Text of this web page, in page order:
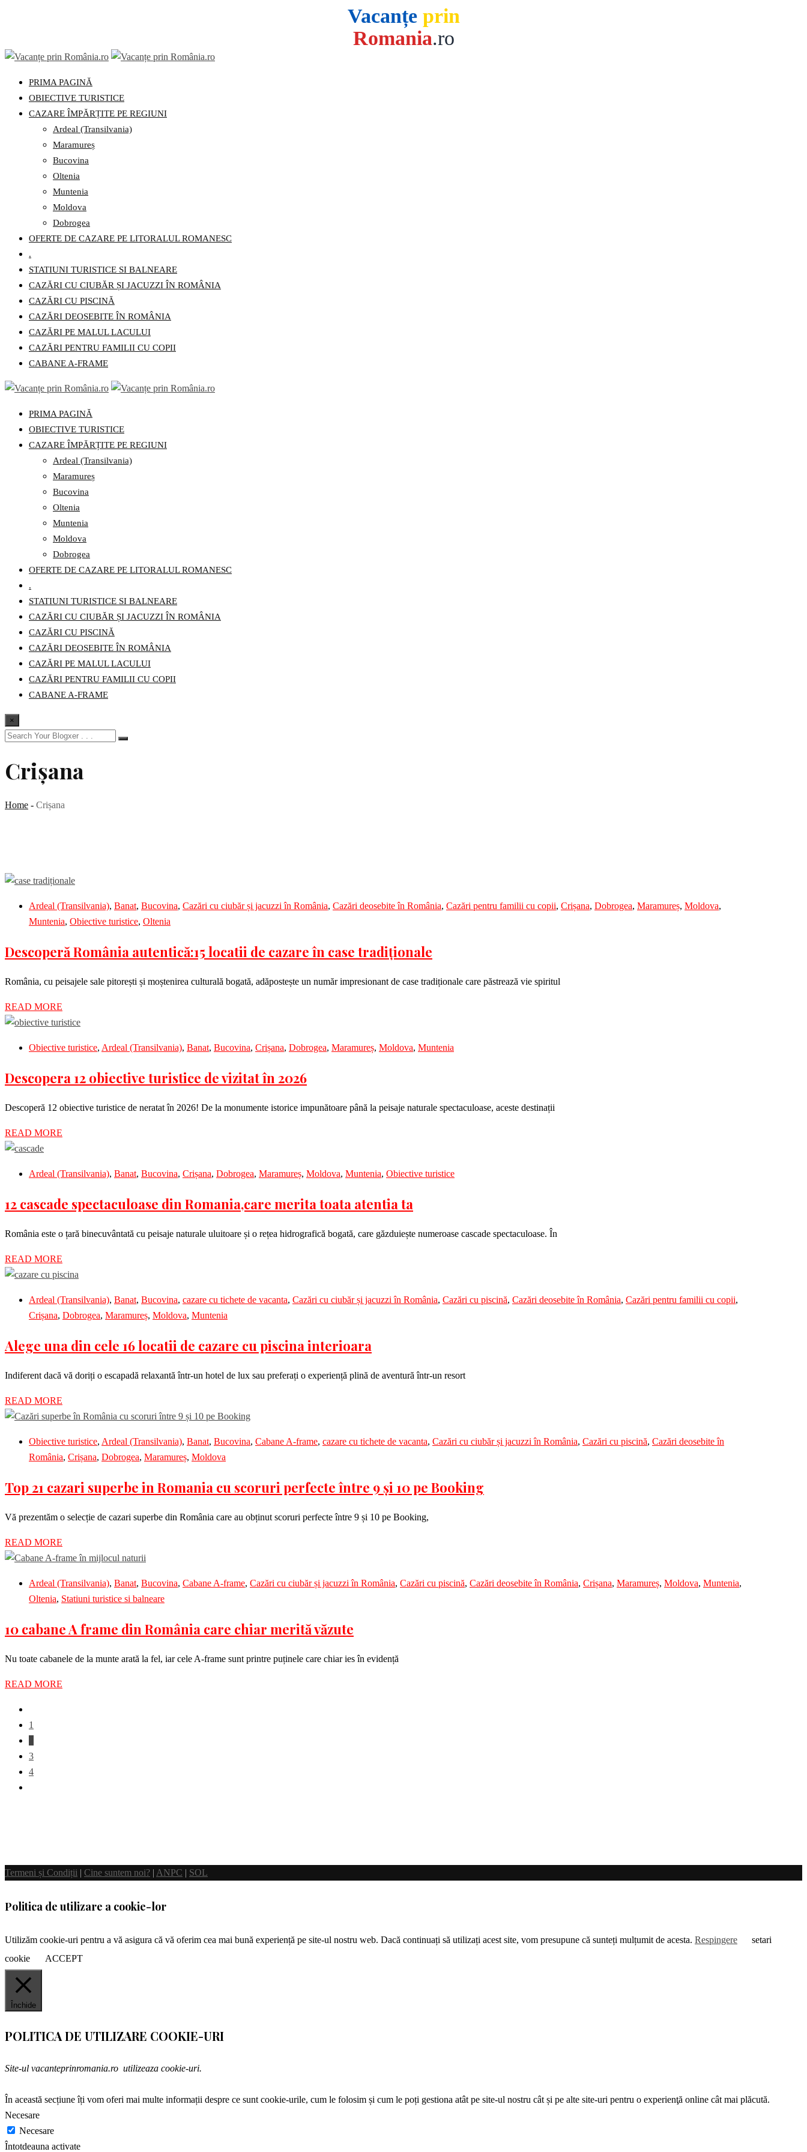
Vacanțe prin
Romania.ro
Skip
contentPRIMA PAGINĂ
OBIECTIVE TURISTICE
CAZARE ÎMPĂRȚITE PE REGIUNI
Ardeal (Transilvania)
Maramureș
Bucovina
Oltenia
Muntenia
Moldova
Dobrogea
OFERTE DE CAZARE PE LITORALUL ROMANESC
.
STATIUNI TURISTICE SI BALNEARE
CAZĂRI CU CIUBĂR ȘI JACUZZI ÎN ROMÂNIA
CAZĂRI CU PISCINĂ
CAZĂRI DEOSEBITE ÎN ROMÂNIA
CAZĂRI PE MALUL LACULUI
CAZĂRI PENTRU FAMILII CU COPII
CABANE A-FRAME
PRIMA PAGINĂ
OBIECTIVE TURISTICE
CAZARE ÎMPĂRȚITE PE REGIUNI
Ardeal (Transilvania)
Maramureș
Bucovina
Oltenia
Muntenia
Moldova
Dobrogea
OFERTE DE CAZARE PE LITORALUL ROMANESC
.
STATIUNI TURISTICE SI BALNEARE
CAZĂRI CU CIUBĂR ȘI JACUZZI ÎN ROMÂNIA
CAZĂRI CU PISCINĂ
CAZĂRI DEOSEBITE ÎN ROMÂNIA
CAZĂRI PE MALUL LACULUI
CAZĂRI PENTRU FAMILII CU COPII
CABANE A-FRAME
×
Crișana
Home - Crișana
Ardeal (Transilvania), Banat, Bucovina, Cazări cu ciubăr și jacuzzi în România, Cazări deosebite în România, Cazări pentru familii cu copii, Crișana, Dobrogea, Maramureș, Moldova,
Muntenia, Obiective turistice, Oltenia
Descoperă România autentică:15 locatii de cazare în case tradiționale
România, cu peisajele sale pitorești și moștenirea culturală bogată, adăpostește un număr impresionant de case tradiționale care păstrează vie spiritul
READ MORE
Obiective turistice, Ardeal (Transilvania), Banat, Bucovina, Crișana, Dobrogea, Maramureș, Moldova, Muntenia
Descopera 12 obiective turistice de vizitat în 2026
Descoperă 12 obiective turistice de neratat în 2026! De la monumente istorice impunătoare până la peisaje naturale spectaculoase, aceste destinații
READ MORE
Ardeal (Transilvania), Banat, Bucovina, Crișana, Dobrogea, Maramureș, Moldova, Muntenia, Obiective turistice
12 cascade spectaculoase din Romania,care merita toata atentia ta
România este o țară binecuvântată cu peisaje naturale uluitoare și o rețea hidrografică bogată, care găzduiește numeroase cascade spectaculoase. În
READ MORE
Ardeal (Transilvania), Banat, Bucovina, cazare cu tichete de vacanta, Cazări cu ciubăr și jacuzzi în România, Cazări cu piscină, Cazări deosebite în România, Cazări pentru familii cu copii,
Crișana, Dobrogea, Maramureș, Moldova, Muntenia
Alege una din cele 16 locatii de cazare cu piscina interioara
Indiferent dacă vă doriți o escapadă relaxantă într-un hotel de lux sau preferați o experiență plină de aventură într-un resort
READ MORE
Obiective turistice, Ardeal (Transilvania), Banat, Bucovina, Cabane A-frame, cazare cu tichete de vacanta, Cazări cu ciubăr și jacuzzi în România, Cazări cu piscină, Cazări deosebite în
România, Crișana, Dobrogea, Maramureș, Moldova
Top 21 cazari superbe in Romania cu scoruri perfecte între 9 și 10 pe Booking
Vă prezentăm o selecție de cazari superbe din România care au obținut scoruri perfecte între 9 și 10 pe Booking,
READ MORE
Ardeal (Transilvania), Banat, Bucovina, Cabane A-frame, Cazări cu ciubăr și jacuzzi în România, Cazări cu piscină, Cazări deosebite în România, Crișana, Maramureș, Moldova, Muntenia,
Oltenia, Statiuni turistice si balneare
10 cabane A frame din România care chiar merită văzute
Nu toate cabanele de la munte arată la fel, iar cele A-frame sunt printre puținele care chiar ies în evidență
READ MORE
1
3
4
Termeni și Condiții | Cine suntem noi? | ANPC | SOL
Politica de utilizare a cookie-lor
Utilizăm cookie-uri pentru a vă asigura că vă oferim cea mai bună experiență pe site-ul nostru web. Dacă continuați să utilizați acest site, vom presupune că sunteți mulțumit de acesta. Respingere
setari
cookie
ACCEPT
Închide
POLITICA DE UTILIZARE COOKIE-URI
Site-ul vacanteprinromania.ro utilizeaza cookie-uri.
În această secțiune îți vom oferi mai multe informații despre ce sunt cookie-urile, cum le folosim și cum le poți gestiona atât pe site-ul nostru cât și pe alte site-uri pentru o experienţă online cât mai plăcută.
Necesare
Necesare
Întotdeauna activate